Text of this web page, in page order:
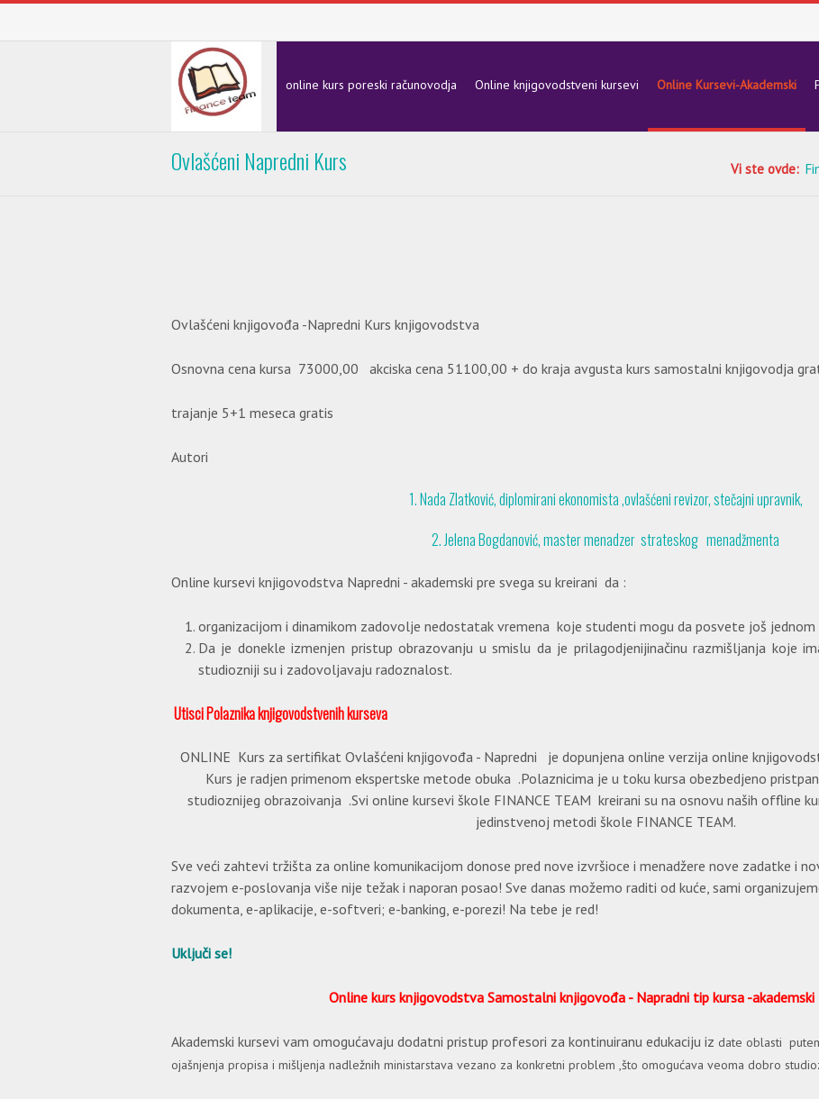
online kurs poreski računovodja Online knjigovodstveni kursevi Online Kursevi-Akademski
Ovlašćeni Napredni Kurs Vi ste ovde:
Ovlašćeni knjigovođa -Napredni Kurs knjigovodstva
Osnovna cena kursa 73000,00 akciska cena 51100,00 + do kraja avgusta kurs samostalni knjigovodja
trajanje 5+1 meseca gratis
Autori
1. Nada Zlatković, diplomirani ekonomista ,ovlašćeni revizor, stečajni upravnik,
2. Jelena Bogdanović, master menadzer strateskog menadžmenta
Online kursevi knjigovodstva Napredni - akademski pre svega su kreirani da :
organizacijom i dinamikom zadovolje nedostatak vremena koje studenti mogu da posvete još
Da je donekle izmenjen pristup obrazovanju u smislu da je prilagodjenijinačinu razmišljanja koje
studiozniji su i zadovoljavaju radoznalost.
Utisci Polaznika knjigovodstvenih kurseva
ONLINE Kurs za sertifikat Ovlašćeni knjigovođa - Napredni je dopunjena online verzija online
Kurs je radjen primenom ekspertske metode obuka .Polaznicima je u toku kursa obezbedjeno
studioznijeg obrazoivanja .Svi online kursevi škole FINANCE TEAM kreirani su na osnovu naših offline
jedinstvenoj metodi škole FINANCE TEAM.
Sve veći zahtevi tržišta za online komunikacijom donose pred nove izvršioce i menadžere nove zadatke i
razvojem e-poslovanja više nije težak i naporan posao! Sve danas možemo raditi od kuće, sami
dokumenta, e-aplikacije, e-softveri; e-banking, e-porezi! Na tebe je red!
Uključi se!
Online kurs knjigovodstva Samostalni knjigovođa - Napradni tip kursa -akademski
Akademski kursevi vam omogućavaju dodatni pristup profesori za kontinuiranu edukaciju iz date oblasti
ojašnjenja propisa i mišljenja nadležnih ministarstava vezano za konkretni problem ,što omogućava veoma dobro